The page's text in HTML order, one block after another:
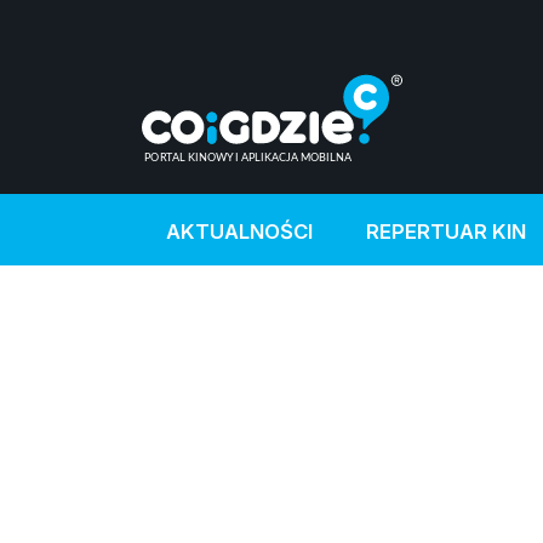
AKTUALNOŚCI REPERTUAR KIN